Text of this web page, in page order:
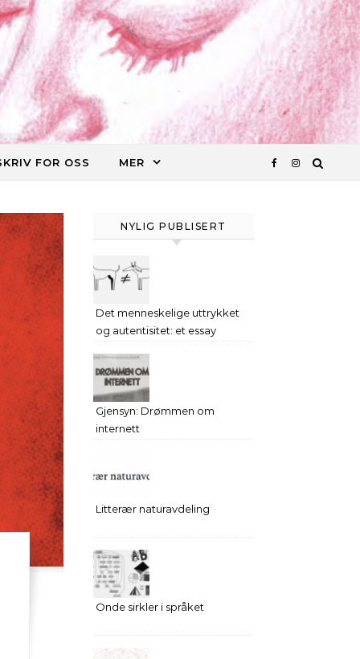
FOR OSS MER
NYLIG PUBLISERT
Det menneskelige uttrykket
og autentisitet: et essay
Gjensyn: Drømmen om
internett
Litterær naturavdeling
Onde sirkler i språket